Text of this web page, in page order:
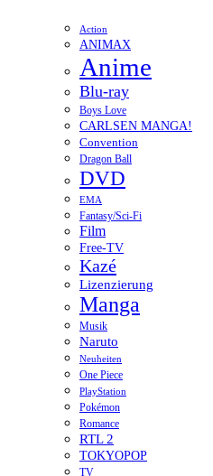
Action
ANIMAX
Anime
Blu-ray
Boys Love
CARLSEN MANGA!
Convention
Dragon Ball
DVD
EMA
Fantasy/Sci-Fi
Film
Free-TV
Kazé
Lizenzierung
Manga
Musik
Naruto
Neuheiten
One Piece
PlayStation
Pokémon
Romance
RTL 2
TOKYOPOP
TV